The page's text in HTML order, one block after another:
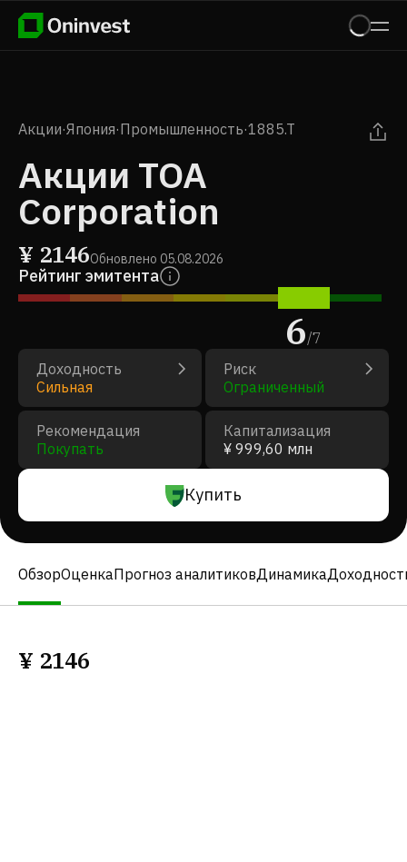
Акции·Япония·Промышленность·1885.T
Акции TOA
Corporation
¥ 2146Обновлено 05.08.2026
Рейтинг эмитента
6/7
Доходность
Сильная
Риск
Ограниченный
Рекомендация
Покупать
Капитализация
¥ 999,60 млн
Купить
ОбзорОценкаПрогноз аналитиковДинамика
¥ 2146